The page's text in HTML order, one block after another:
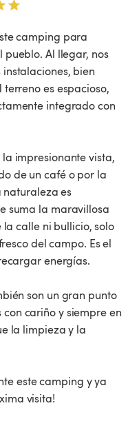
camping para
Al llegar, nos
bien
es espacioso,
integrado con
de un café o por la
es
suma la maravillosa
calle ni bullicio, solo
del campo. Es el
energías.
cariño y siempre en
la limpieza y la
visita!